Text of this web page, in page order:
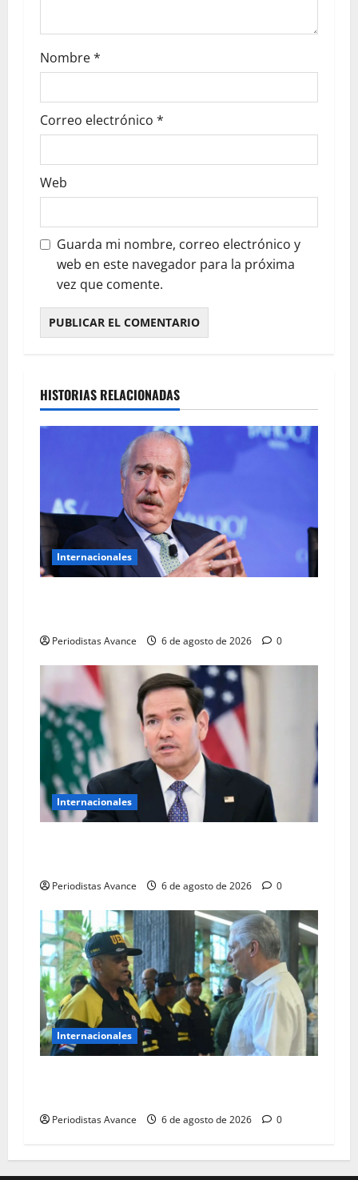
Nombre*
Correo electrónico *
Web
Guarda mi nombre, correo electrónico y
web en este navegador para la próxima
vez que comente.
HISTORIAS RELACIONADAS
Internacionales
Periodistas Avance 6 de agosto de 2026 0
Internacionales
Periodistas Avance 6 de agosto de 2026 0
Internacionales
Periodistas Avance 6 de agosto de 2026 0